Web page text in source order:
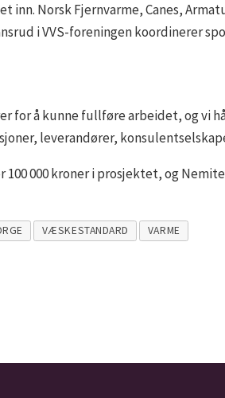
inn. Norsk Fjernvarme, Canes,
i VVS-foreningen koordinerer
for å kunne fullføre arbeidet, og
leverandører,
100 000 kroner i prosjektet, og
VÆSKESTANDARD VARME